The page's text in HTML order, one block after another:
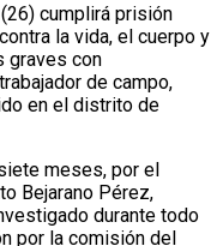
cumplirá prisión
la vida, el cuerpo y
graves con
de campo,
en el distrito de
meses, por el
Bejarano Pérez,
durante todo
por la comisión del